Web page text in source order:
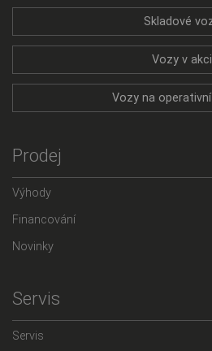
Skladové
Vozy v akci
Vozy na
Prodej
Výhody
Financování
Novinky
Servis
Servis